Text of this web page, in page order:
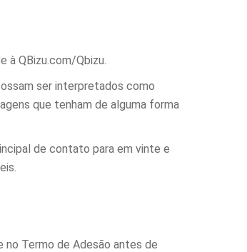
à QBizu.com/Qbizu.
ser interpretados como
que tenham de alguma forma
de contato para em vinte e
Termo de Adesão antes de